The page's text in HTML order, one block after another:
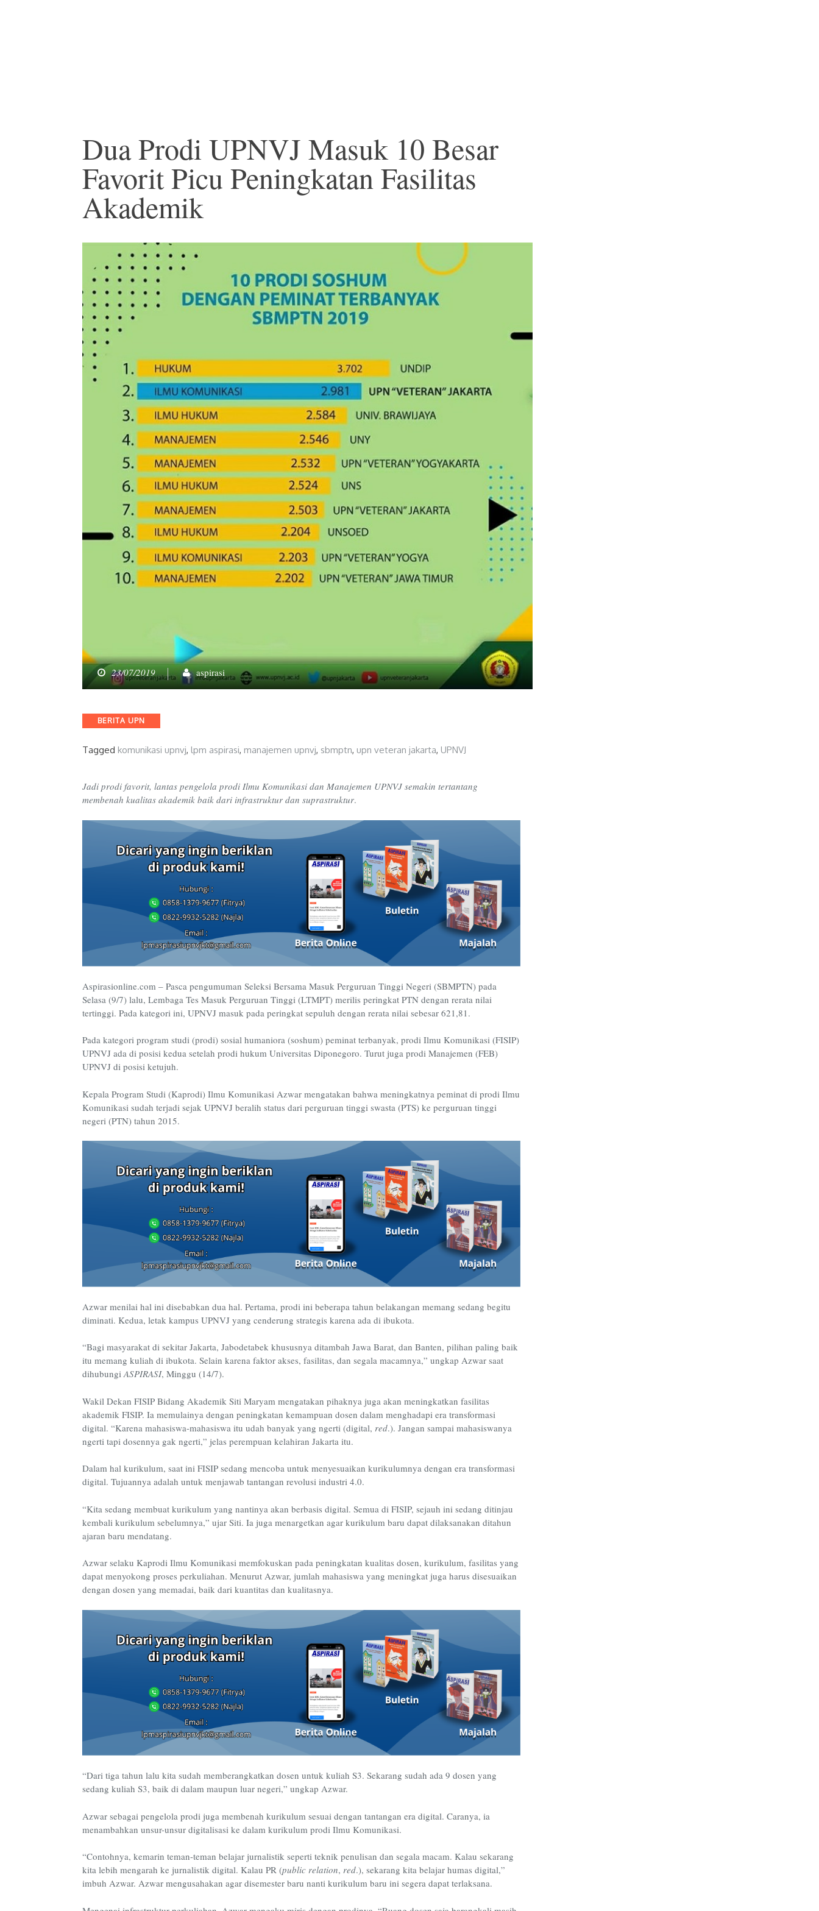
Dua Prodi UPNVJ Masuk 10 Besar
Favorit Picu Peningkatan Fasilitas
Akademik
23/07/2019 aspirasi
Categories
BERITA UPN
Tagged komunikasi upnvj, lpm aspirasi, manajemen upnvj, sbmptn, upn veteran jakarta, UPNVJ
Jadi prodi favorit, lantas pengelola prodi Ilmu Komunikasi dan Manajemen UPNVJ semakin tertantang
membenah kualitas akademik baik dari infrastruktur dan suprastruktur.
Aspirasionline.com – Pasca pengumuman Seleksi Bersama Masuk Perguruan Tinggi Negeri (SBMPTN) pada
Selasa (9/7) lalu, Lembaga Tes Masuk Perguruan Tinggi (LTMPT) merilis peringkat PTN dengan rerata nilai
tertinggi. Pada kategori ini, UPNVJ masuk pada peringkat sepuluh dengan rerata nilai sebesar 621,81.
Pada kategori program studi (prodi) sosial humaniora (soshum) peminat terbanyak, prodi Ilmu Komunikasi (FISIP)
UPNVJ ada di posisi kedua setelah prodi hukum Universitas Diponegoro. Turut juga prodi Manajemen (FEB)
UPNVJ di posisi ketujuh.
Kepala Program Studi (Kaprodi) Ilmu Komunikasi Azwar mengatakan bahwa meningkatnya peminat di prodi Ilmu
Komunikasi sudah terjadi sejak UPNVJ beralih status dari perguruan tinggi swasta (PTS) ke perguruan tinggi
negeri (PTN) tahun 2015.
Azwar menilai hal ini disebabkan dua hal. Pertama, prodi ini beberapa tahun belakangan memang sedang begitu
diminati. Kedua, letak kampus UPNVJ yang cenderung strategis karena ada di ibukota.
“Bagi masyarakat di sekitar Jakarta, Jabodetabek khususnya ditambah Jawa Barat, dan Banten, pilihan paling baik
itu memang kuliah di ibukota. Selain karena faktor akses, fasilitas, dan segala macamnya,” ungkap Azwar saat
dihubungiASPIRASI, Minggu (14/7).
Wakil Dekan FISIP Bidang Akademik Siti Maryam mengatakan pihaknya juga akan meningkatkan fasilitas
akademik FISIP. Ia memulainya dengan peningkatan kemampuan dosen dalam menghadapi era transformasi
digital. “Karena mahasiswa-mahasiswa itu udah banyak yang ngerti (digital, red.). Jangan sampai mahasiswanya
ngerti tapi dosennya gak ngerti,” jelas perempuan kelahiran Jakarta itu.
Dalam hal kurikulum, saat ini FISIP sedang mencoba untuk menyesuaikan kurikulumnya dengan era transformasi
digital. Tujuannya adalah untuk menjawab tantangan revolusi industri 4.0.
“Kita sedang membuat kurikulum yang nantinya akan berbasis digital. Semua di FISIP, sejauh ini sedang ditinjau
kembali kurikulum sebelumnya,” ujar Siti. Ia juga menargetkan agar kurikulum baru dapat dilaksanakan ditahun
ajaran baru mendatang.
Azwar selaku Kaprodi Ilmu Komunikasi memfokuskan pada peningkatan kualitas dosen, kurikulum, fasilitas yang
dapat menyokong proses perkuliahan. Menurut Azwar, jumlah mahasiswa yang meningkat juga harus disesuaikan
dengan dosen yang memadai, baik dari kuantitas dan kualitasnya.
“Dari tiga tahun lalu kita sudah memberangkatkan dosen untuk kuliah S3. Sekarang sudah ada 9 dosen yang
sedang kuliah S3, baik di dalam maupun luar negeri,” ungkap Azwar.
Azwar sebagai pengelola prodi juga membenah kurikulum sesuai dengan tantangan era digital. Caranya, ia
menambahkan unsur-unsur digitalisasi ke dalam kurikulum prodi Ilmu Komunikasi.
“Contohnya, kemarin teman-teman belajar jurnalistik seperti teknik penulisan dan segala macam. Kalau sekarang
kita lebih mengarah ke jurnalistik digital. Kalau PR (public relation, red.), sekarang kita belajar humas digital,”
imbuh Azwar. Azwar mengusahakan agar disemester baru nanti kurikulum baru ini segera dapat terlaksana.